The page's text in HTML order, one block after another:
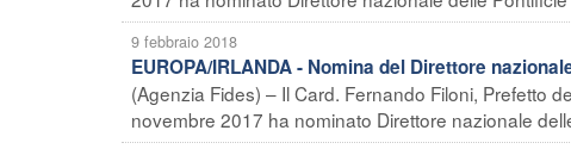
9 febbraio 2018
EUROPA/IRLANDA - Nomina del Direttore
(Agenzia Fides) – Il Card. Fernando Filoni, Prefetto
novembre 2017 ha nominato Direttore nazionale